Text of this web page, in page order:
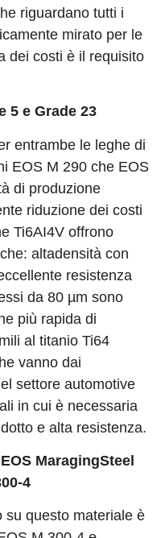
riguardano tutti i
mirato per le
dei costi è il requisito
5 e Grade 23
entrambe le leghe di
EOS M 290 che EOS
di produzione
riduzione dei costi
Ti6AI4V offrono
altadensità con
resistenza
da 80 µm sono
più rapida di
al titanio Ti64
vanno dai
settore automotive
in cui è necessaria
e alta resistenza.
MaragingSteel
4
su questo materiale è